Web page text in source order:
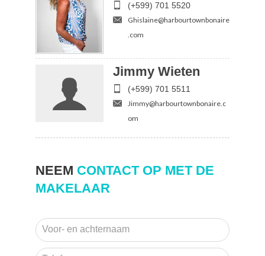
(+599) 701 5520
Ghislaine@harbourtownbonaire
.com
Jimmy Wieten
(+599) 701 5511
Jimmy@harbourtownbonaire.c
om
NEEM CONTACT OP MET DE
MAKELAAR